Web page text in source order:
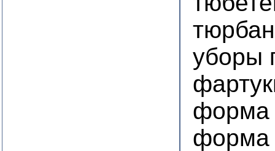
уборы
форма
форма